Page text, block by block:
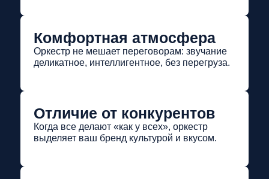
Комфортная атмосфера
Оркестр не мешает переговорам: звучание
деликатное, интеллигентное, без перегруза.
Отличие от конкурентов
Когда все делают «как у всех», оркестр
выделяет ваш бренд культурой и вкусом.